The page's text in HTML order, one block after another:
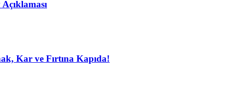
Kar ve Fırtına Kapıda!